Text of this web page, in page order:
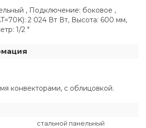
, Подключение: боковое ,
2 024 Вт Вт, Высота: 600 мм,
1/2 "
конвекторами, с облицовкой.
стальной панельный